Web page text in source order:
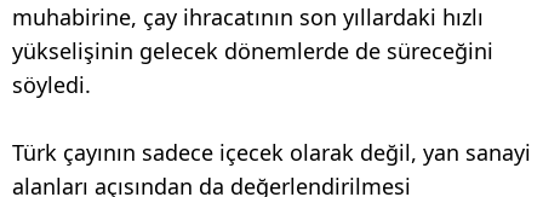
muhabirine, çay ihracatının son yıllardaki hızlı
yükselişinin gelecek dönemlerde de süreceğini
söyledi.
Türk çayının sadece içecek olarak değil, yan sanayi
alanları açısından da değerlendirilmesi